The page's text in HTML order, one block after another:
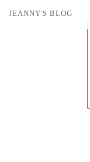
JEANNY'S BLOG